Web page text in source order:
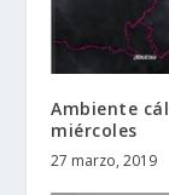
Ambiente
miércoles
27 marzo, 2019